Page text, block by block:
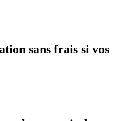
sans frais si vos